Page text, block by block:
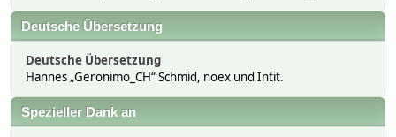
Deutsche Übersetzung
Deutsche Übersetzung
Hannes „Geronimo_CH“ Schmid, noex und Intit.
Spezieller Dank an